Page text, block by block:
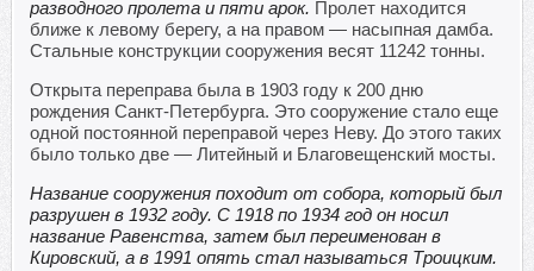
разводного пролета и пяти арок. Пролет находится
ближе к левому берегу, а на правом — насыпная дамба.
Стальные конструкции сооружения весят 11242 тонны.
Открыта переправа была в 1903 году к 200 дню
рождения Санкт-Петербурга. Это сооружение стало еще
одной постоянной переправой через Неву. До этого таких
было только две — Литейный и Благовещенский мосты.
Название сооружения походит от собора, который был
разрушен в 1932 году. С 1918 по 1934 год он носил
название Равенства, затем был переименован в
Кировский, а в 1991 опять стал называться Троицким.